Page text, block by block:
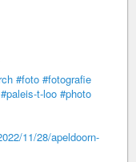
#foto #fotografie
#paleis-t-loo #photo
11/28/apeldoorn-